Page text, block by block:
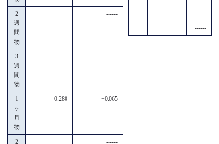
2
週
間
物
------
3
週
間
物
------
1
ヶ
月
物
0.280 +0.065
2 ------
------
------